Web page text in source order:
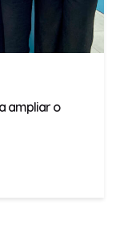
ampliar o